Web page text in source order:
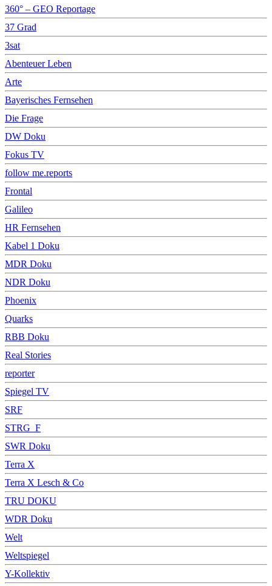
360° – GEO Reportage
37 Grad
3sat
Abenteuer Leben
Arte
Bayerisches Fernsehen
Die Frage
DW Doku
Fokus TV
follow me.reports
Frontal
Galileo
HR Fernsehen
Kabel 1 Doku
MDR Doku
NDR Doku
Phoenix
Quarks
RBB Doku
Real Stories
reporter
Spiegel TV
SRF
STRG_F
SWR Doku
Terra X
Terra X Lesch & Co
TRU DOKU
WDR Doku
Welt
Weltspiegel
Y-Kollektiv